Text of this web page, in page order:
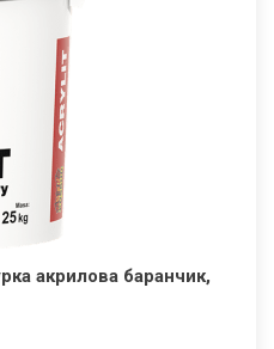
акрилова баранчик,